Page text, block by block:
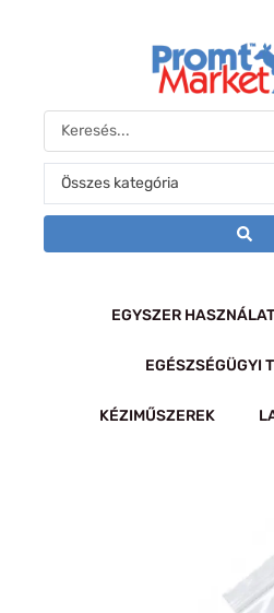
Search
...
EGYSZER
EGÉSZSÉGÜGYI
KÉZIMŰSZEREK